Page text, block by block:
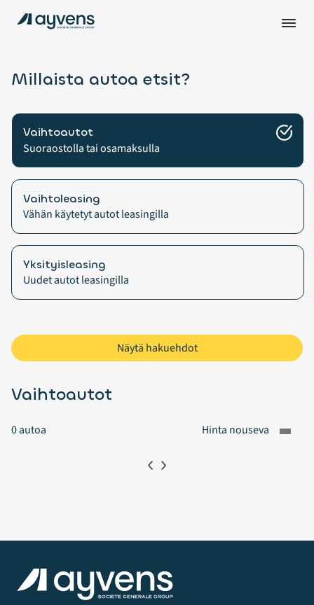
Millaista autoa etsit?
Vaihtoautot
Suoraostolla tai osamaksulla
Vaihtoleasing
Vähän käytetyt autot leasingilla
Yksityisleasing
Uudet autot leasingilla
Näytä hakuehdot
Vaihtoautot
0autoa